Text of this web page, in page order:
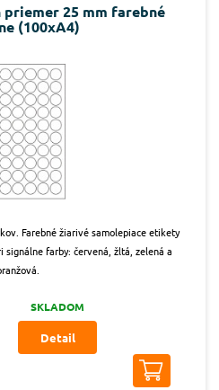
25 mm farebné
(100xA4)
Farebné žiarivé samolepiace etikety
farby: červená, žltá, zelená a
SKLADOM
Detail